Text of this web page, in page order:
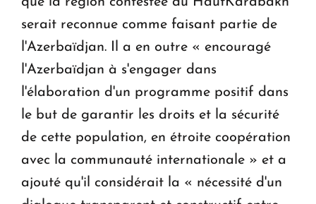
serait reconnue comme faisant partie de
l'Azerbaïdjan. Il a en outre « encouragé
l'Azerbaïdjan à s'engager dans
l'élaboration d'un programme positif dans
le but de garantir les droits et la sécurité
de cette population, en étroite coopération
avec la communauté internationale » et a
ajouté qu'il considérait la « nécessité d'un